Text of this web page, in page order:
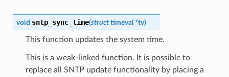
void sntp_sync_time(struct timeval *tv)
This function updates the system time.
This is a weak-linked function. It is possible to
replace all SNTP update functionality by placing a